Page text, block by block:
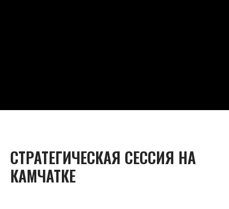
СТРАТЕГИЧЕСКАЯ СЕССИЯ НА
КАМЧАТКЕ